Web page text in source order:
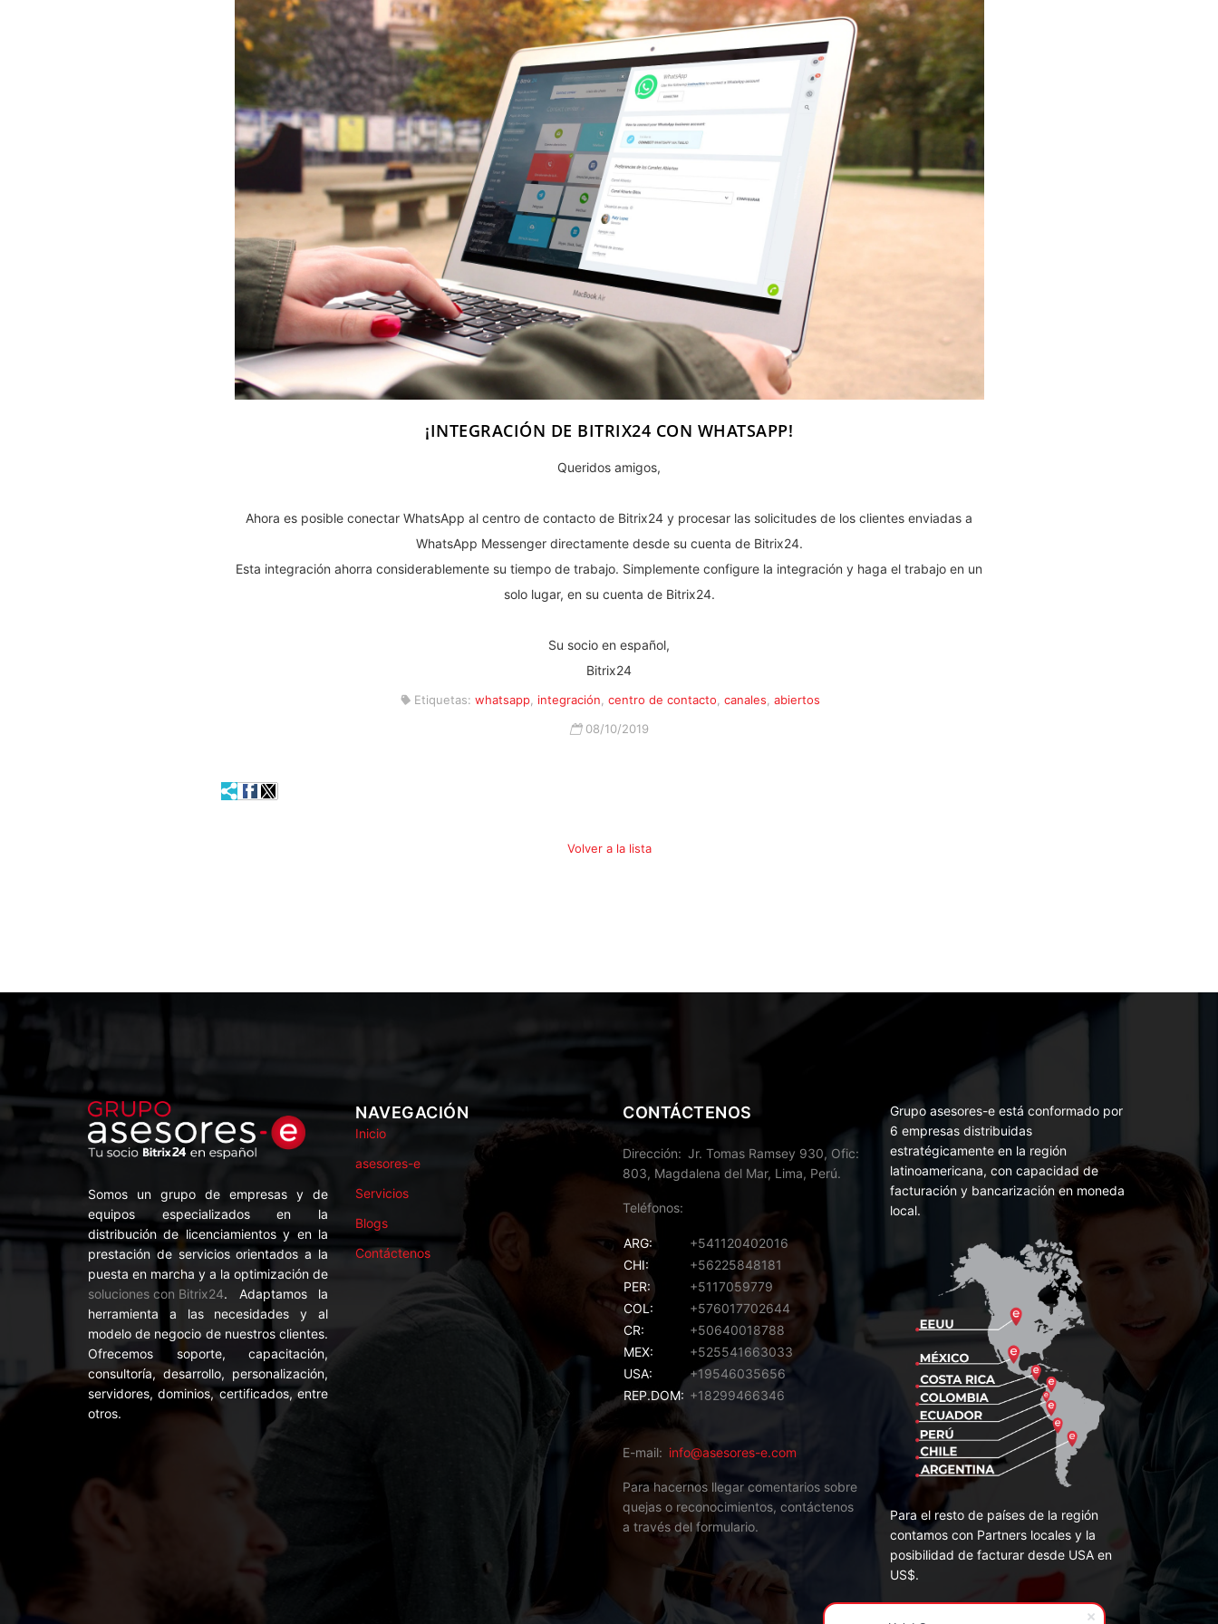
¡INTEGRACIÓN DE BITRIX24 CON WHATSAPP!
Queridos amigos,
Ahora es posible conectar WhatsApp al centro de contacto de Bitrix24 y procesar las solicitudes de los clientes enviadas a
WhatsApp Messenger directamente desde su cuenta de Bitrix24.
Esta integración ahorra considerablemente su tiempo de trabajo. Simplemente configure la integración y haga el trabajo en un
solo lugar, en su cuenta de Bitrix24.
Su socio en español,
Bitrix24
Etiquetas: whatsapp, integración centro de contacto canales abiertos
08/10/2019
Volver a la lista
Somos un grupo de empresas y de
equipos especializados en la
distribución de licenciamientos y en la
prestación de servicios orientados a la
puesta en marcha y a la optimización de
soluciones con Bitrix24. Adaptamos la
herramienta a las necesidades y al
modelo de negocio de nuestros clientes.
Ofrecemos soporte, capacitación,
consultoría, desarrollo, personalización,
servidores, dominios, certificados, entre
otros.
NAVEGACIÓN
Inicio
asesores-e
Servicios
Blogs
Contáctenos
CONTÁCTENOS
Dirección
Jr. Tomas Ramsey 930, Ofic:
803, Magdalena del Mar, Lima, Perú.
Teléfonos
ARG:
+541120402016
CHI:
+56225848181
PER:
+5117059779
COL:
+576017702644
CR:
+50640018788
MEX:
+525541663033
USA:
+19546035656
REP.DOM: +18299466346
E-mail info@asesores-e.com
Para hacernos llegar comentarios sobre
quejas o reconocimientos, contáctenos
a través del formulario.
Grupo asesores-e está conformado por
6 empresas distribuidas
estratégicamente en la región
latinoamericana, con capacidad de
facturación y bancarización en moneda
local.
Para el resto de países de la región
contamos con Partners locales y la
posibilidad de facturar desde USA en
US$.